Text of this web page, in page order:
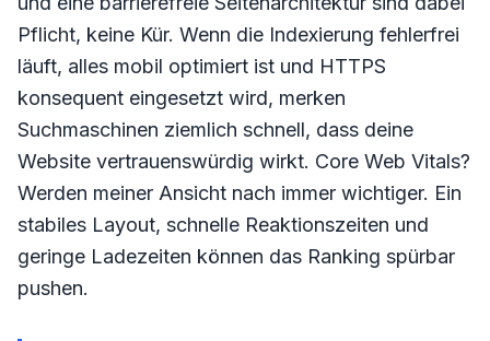
Pflicht, keine Kür. Wenn die Indexierung fehlerfrei
läuft, alles mobil optimiert ist und HTTPS
konsequent eingesetzt wird, merken
Suchmaschinen ziemlich schnell, dass deine
Website vertrauenswürdig wirkt. Core Web Vitals?
Werden meiner Ansicht nach immer wichtiger. Ein
stabiles Layout, schnelle Reaktionszeiten und
geringe Ladezeiten können das Ranking spürbar
pushen.